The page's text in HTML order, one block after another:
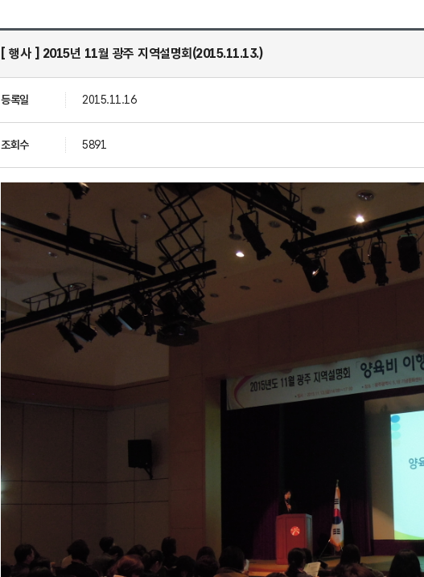
[ 행사 ] 2015년 11월 광주 지역설명회(2015.11.13.)
등록일 2015.11.16
조회수 5891